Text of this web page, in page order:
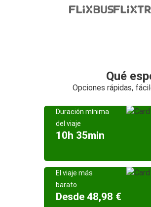
Qué
Opciones rápidas,
Duración mínima
del viaje
10h 35min
El viaje más
barato
Desde 48,98 €